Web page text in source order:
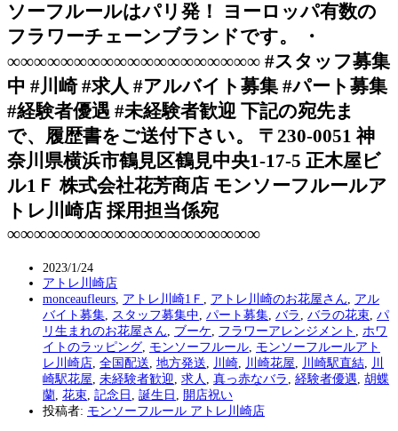
ソーフルールはパリ発！ ヨーロッパ有数の
フラワーチェーンブランドです。 ・
∞∞∞∞∞∞∞∞∞∞∞∞∞∞∞∞∞∞∞ #スタッフ募集
中 #川崎 #求人 #アルバイト募集 #パート募集
#経験者優遇 #未経験者歓迎 下記の宛先ま
で、履歴書をご送付下さい。 〒230-0051 神
奈川県横浜市鶴見区鶴見中央1-17-5 正木屋ビ
ル1Ｆ 株式会社花芳商店 モンソーフルールア
トレ川崎店 採用担当係宛
∞∞∞∞∞∞∞∞∞∞∞∞∞∞∞∞∞∞∞
2023/1/24
アトレ川崎店
monceaufleurs アトレ川崎1Ｆ アトレ川崎のお花屋さん
アル
バイト募集
スタッフ募集中 パート募集 バラ バラの花束 パ
リ生まれのお花屋さん
ブーケ フラワーアレンジメント
ホワ
イトのラッピング モンソーフルール モンソーフルールアト
レ川崎店 全国配送 地方発送 川崎 川崎花屋 川崎駅直結
川
崎駅花屋 未経験者歓迎 求人 真っ赤なバラ 経験者優遇 胡蝶
蘭 花束 記念日 誕生日
開店祝い
投稿者: モンソーフルール アトレ川崎店